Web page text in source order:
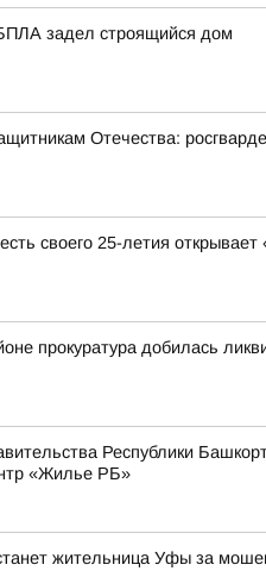
задел строящийся дом
Отечества:
своего 25-летия
прокуратура добилась
Республики
«Жилье РБ»
жительница Уфы за